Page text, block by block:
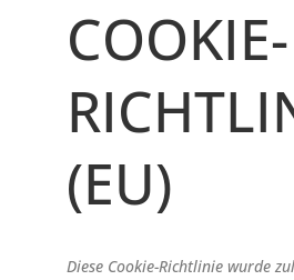
COOKIE-
(EU)
Diese Cookie-Richtlinie wurde